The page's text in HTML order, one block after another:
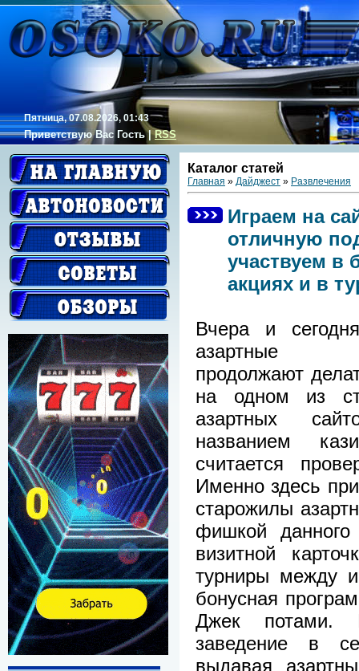
Пятница, 07.08.2026, 01:43
Приветствую Вас Гость|RSS
Каталог статей
Главная » Дайджест » Развлечения
Играем на
отличную
участвуем в
акциях и в
Вчера и
азартные
продолжают
на одном из
азартных
названием
считается
Именно здесь
старожилы
фишкой данного
визитной
турниры между
бонусная
Джек потами.
заведение в
выдавая